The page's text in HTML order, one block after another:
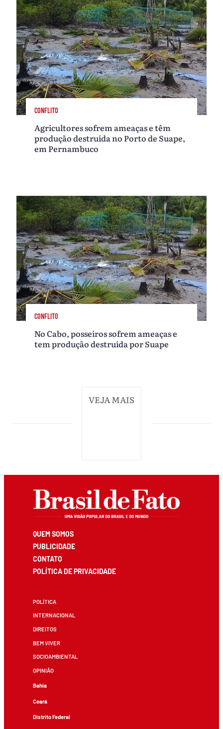
CONFLITO
Agricultores sofrem ameaças e têm
produção destruída no Porto de Suape,
em Pernambuco
CONFLITO
No Cabo, posseiros sofrem ameaças e
tem produção destruída por Suape
VEJA MAIS
QUEM SOMOS
PUBLICIDADE
CONTATO
POLÍTICA DE PRIVACIDADE
POLÍTICA
INTERNACIONAL
DIREITOS
BEM VIVER
SOCIOAMBIENTAL
OPINIÃO
Bahia
Ceará
Distrito Federal